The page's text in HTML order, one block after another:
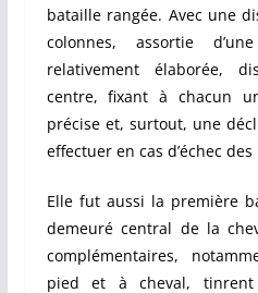
bataille rangée. Avec une
colonnes, assortie
relativement élaborée,
centre, fixant à chacun
précise et, surtout, une
effectuer en cas d’échec
Elle fut aussi la première
demeuré central de la
complémentaires,
pied et à cheval, tinrent